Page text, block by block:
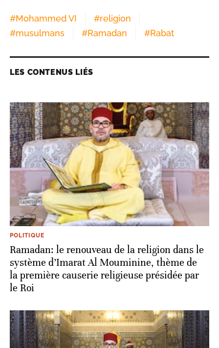
#Mohammed VI #religion
#musulmans #Ramadan #Rabat
LES CONTENUS LIÉS
POLITIQUE
Ramadan: le renouveau de la religion dans le
système d’Imarat Al Mouminine, thème de
la première causerie religieuse présidée par
le Roi